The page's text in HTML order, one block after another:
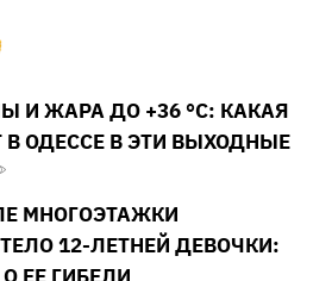
И ЖАРА ДО +36 °С: КАКАЯ
В ОДЕССЕ В ЭТИ ВЫХОДНЫЕ
МНОГОЭТАЖКИ
12-ЛЕТНЕЙ ДЕВОЧКИ: